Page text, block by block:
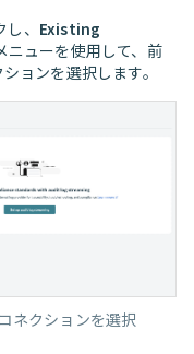
、 Existing
ニューを使用して、前
ョンを選択します。
ネクションを選択